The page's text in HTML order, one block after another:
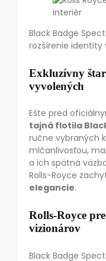
Black Badge
rozšírenie identity
Exkluzívny
vyvolených
Ešte pred
tajná flotila
ručne vybraných
mlčanlivosťou,
a ich spätná
Rolls-Royce
elegancie.
Rolls-Royce
vizionárov
Black Badge